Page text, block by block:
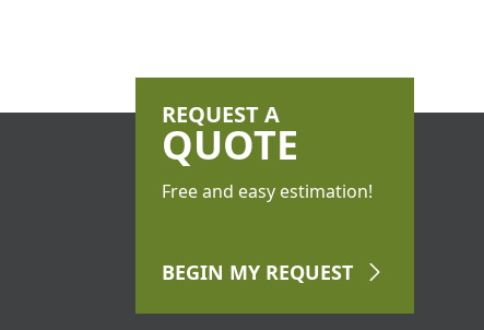
REQUEST A
QUOTE
Free and easy estimation!
BEGIN MY REQUEST